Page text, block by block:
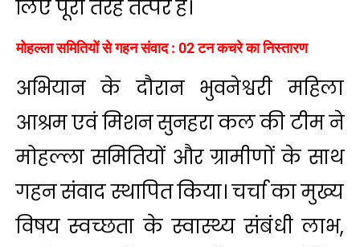
लिए पूरी तरह तत्पर है।
मोहल्ला समितियों से गहन संवाद : 02 टन कचरे का निस्तारण
अभियान के दौरान भुवनेश्वरी महिला
आश्रम एवं मिशन सुनहरा कल की टीम ने
मोहल्ला समितियों और ग्रामीणों के साथ
गहन संवाद स्थापित किया। चर्चा का मुख्य
विषय स्वच्छता के स्वास्थ्य संबंधी लाभ,